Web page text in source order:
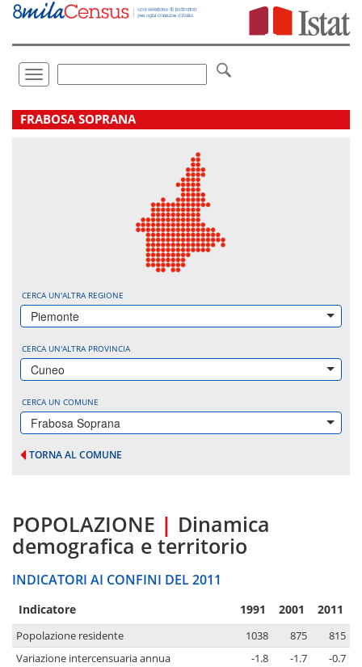
Vai
direttamente
Toggle
navigation
.
FRABOSA SOPRANA
CERCA UN'ALTRA REGIONE
Piemonte
CERCA UN'ALTRA PROVINCIA
Cuneo
CERCA UN COMUNE
Frabosa Soprana
TORNA AL COMUNE
POPOLAZIONE | Dinamica
demografica e territorio
INDICATORI AI CONFINI DEL 2011
Indicatore 1991 2001 2011
Popolazione residente 1038 875
815
Variazione intercensuaria annua
-1.8 -1.7
-0.7